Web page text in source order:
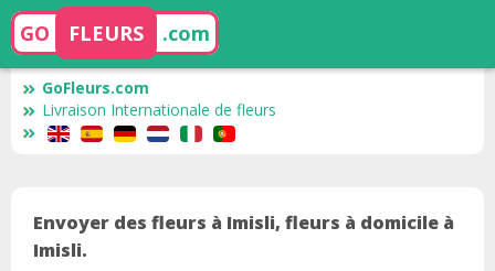
GO FLEURS .com
GoFleurs.com
Livraison Internationale de fleurs
Envoyer des fleurs à Imisli, fleurs à domicile à
Imisli.